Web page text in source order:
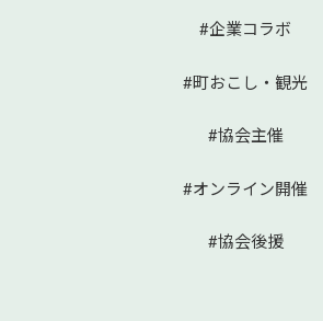
#企業コラボ
#町おこし・観光
#協会主催
#オンライン開催
#協会後援